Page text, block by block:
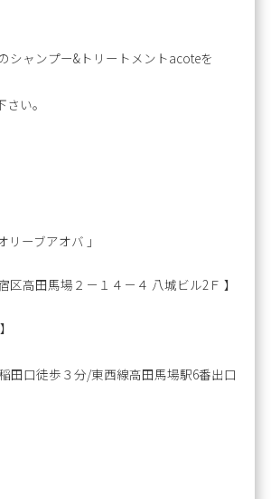
シャンプー&トリートメントacoteを
い。
ーブアオバ 」
区高田馬場２－１４－４ 八城ビル2Ｆ 】
田口徒歩３分/東西線高田馬場駅6番出口